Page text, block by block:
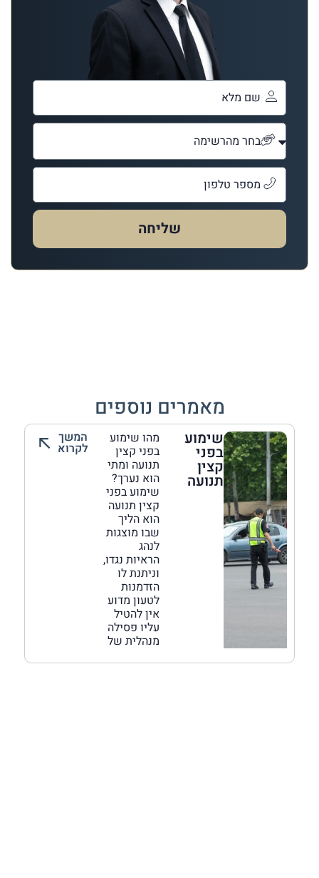
שליחה
מאמרים נוספים
שימוע
בפני
קצין
תנועה
מהו שימוע
בפני קצין
תנועה ומתי
הוא נערך?
שימוע בפני
קצין תנועה
הוא הליך
שבו מוצגות
לנהג
הראיות נגדו,
וניתנת לו
הזדמנות
לטעון מדוע
אין להטיל
עליו פסילה
מנהלית של
המשך
לקרוא